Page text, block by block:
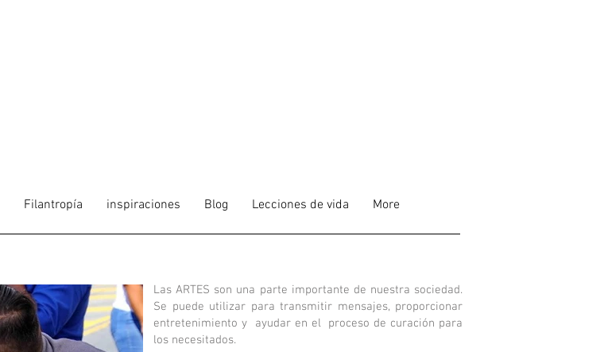
Filantropía inspiraciones Blog Lecciones de vida More
Las ARTES son una parte importante de nuestra sociedad.
Se puede utilizar para transmitir mensajes, proporcionar
entretenimiento y
ayudar en el proceso de curación para
los necesitados.